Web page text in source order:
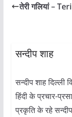
तेरी गलियां –
सन्दीप शाह
सन्दीप शाह
हिंदी के प्रचार-
प्रकृति के रहे